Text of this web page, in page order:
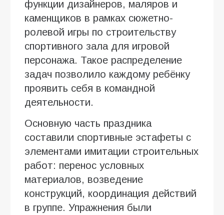
функции дизайнеров, маляров и
каменщиков в рамках сюжетно-
ролевой игры по строительству
спортивного зала для игровой
персонажа. Такое распределение
задач позволило каждому ребёнку
проявить себя в командной
деятельности.
Основную часть праздника
составили спортивные эстафеты с
элементами имитации строительных
работ: перенос условных
материалов, возведение
конструкций, координация действий
в группе. Упражнения были